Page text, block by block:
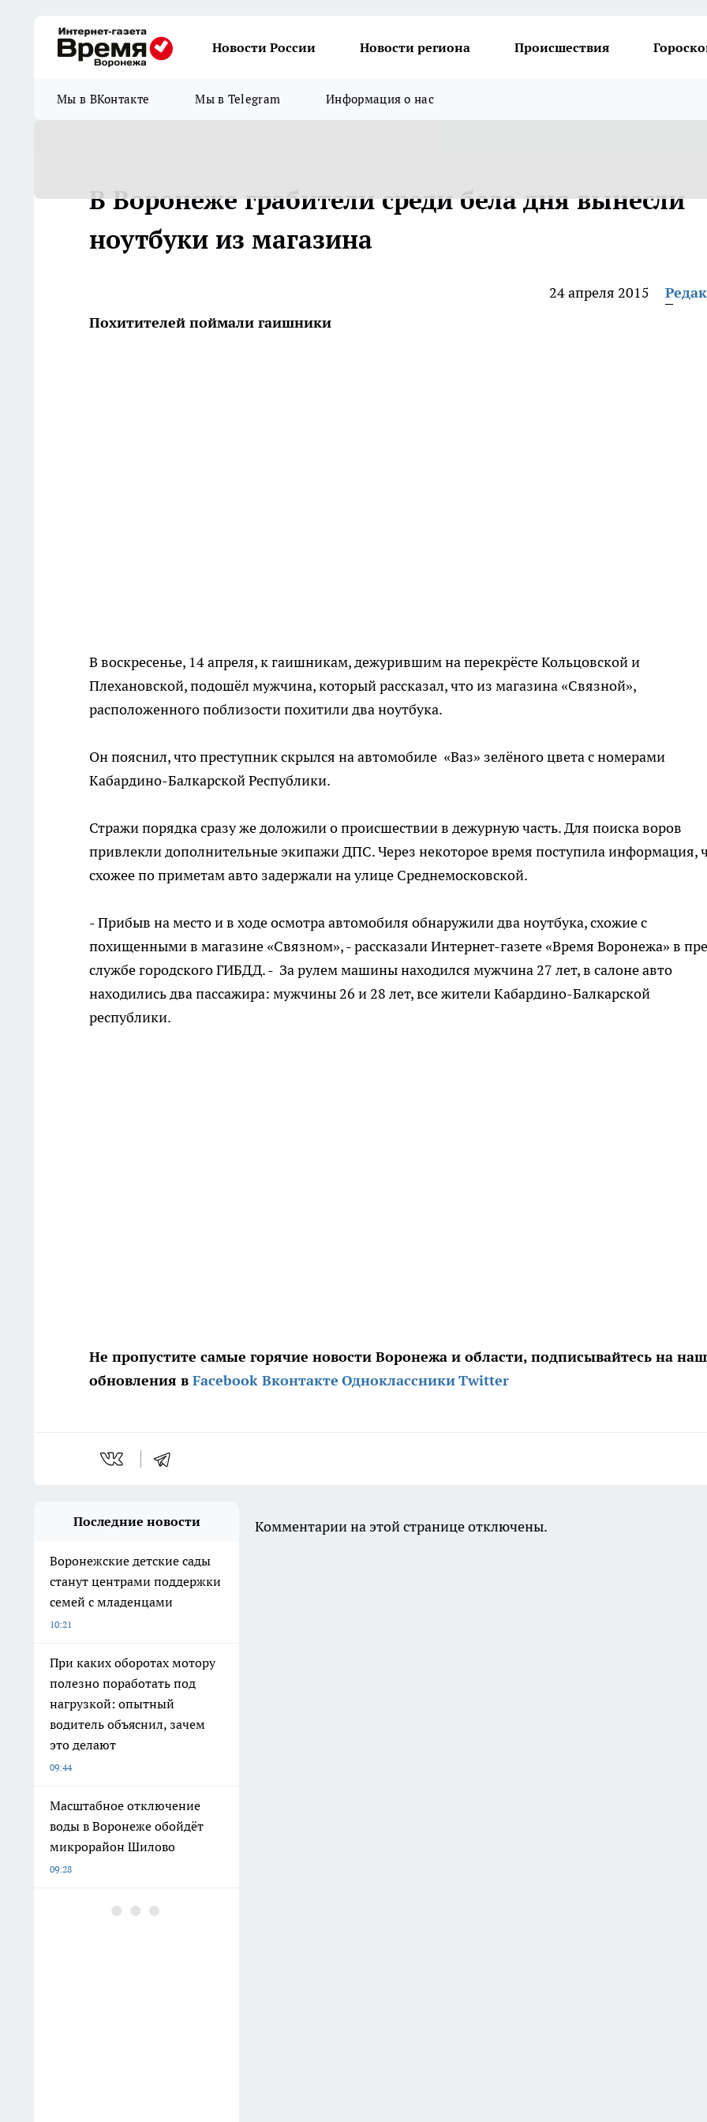
Новости России Новости региона Происшествия
Мы в ВКонтакте Мы в Telegram Информация о нас
В Воронеже грабители среди бела дня вынесли
ноутбуки из магазина
24 апреля 2015
Похитителей поймали гаишники
В воскресенье, 14 апреля, к гаишникам, дежурившим на перекрёсте Кольцовской и
Плехановской, подошёл мужчина, который рассказал, что из магазина «Связной»,
расположенного поблизости похитили два ноутбука.
Он пояснил, что преступник скрылся на автомобиле «Ваз» зелёного цвета с номерами
Кабардино-Балкарской Республики.
Стражи порядка сразу же доложили о происшествии в дежурную часть. Для поиска воров
привлекли дополнительные экипажи ДПС. Через некоторое время поступила информация,
схожее по приметам авто задержали на улице Среднемосковской.
- Прибыв на место и в ходе осмотра автомобиля обнаружили два ноутбука, схожие с
похищенными в магазине «Связном», - рассказали Интернет-газете «Время Воронежа» в
службе городского ГИБДД. - За рулем машины находился мужчина 27 лет, в салоне авто
находились два пассажира: мужчины 26 и 28 лет, все жители Кабардино-Балкарской
республики.
Не пропустите самые горячие новости Воронежа и области, подписывайтесь на
обновления в Facebook Вконтакте ОдноклассникиTwitter
Последние новости
Воронежские детские сады
станут центрами поддержки
семей с младенцами
10:21
При каких оборотах мотору
полезно поработать под
нагрузкой: опытный
водитель объяснил, зачем
это делают
09:44
Масштабное отключение
воды в Воронеже обойдёт
микрорайон Шилово
09:28
Комментарии на этой странице отключены.